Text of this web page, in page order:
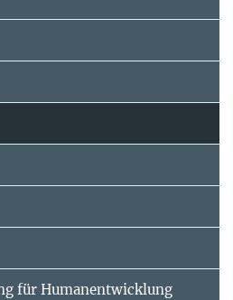
für Humanentwicklung